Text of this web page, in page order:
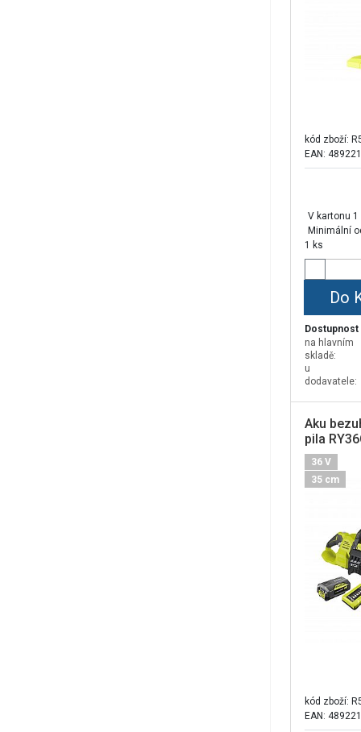
kód zboží:
EAN:
V kartonu 1
Minimální
1 ks
Do
Dostupnost
na hlavním
skladě:
u
dodavatele:
Aku
pila
Ryobi,
36 V
35 cm
kód zboží:
EAN: